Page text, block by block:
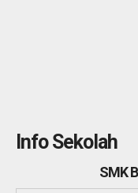
Info Sekolah
SMK